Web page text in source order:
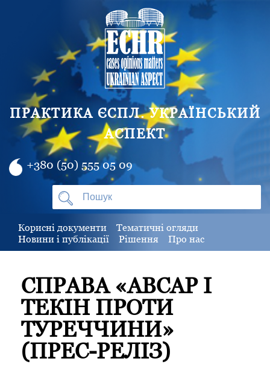
ПРАКТИКА ЄСПЛ. УКРАЇНСЬКИЙ
АСПЕКТ
+380 (50) 555 05 09
Корисні документи
Тематичні огляди
Новини і публікації
Рішення Про нас
СПРАВА «АВСАР І
ТЕКІН ПРОТИ
ТУРЕЧЧИНИ»
(ПРЕС-РЕЛІЗ)